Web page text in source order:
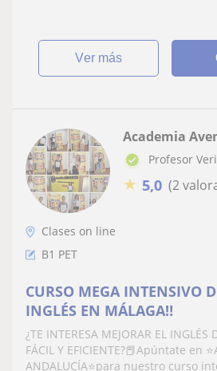
ver más
Academia
Profesor
★ 5,0 (2
Clases on line
B1 PET
CURSO MEGA INTENSIVO
INGLÉS EN MÁLAGA‼️
¿TE INTERESA MEJORAR EL INGLÉS
FÁCIL Y EFICIENTE?📕Apúntate en
ANDALUCÍA⭐para nuestro curso